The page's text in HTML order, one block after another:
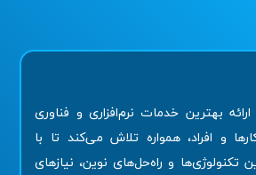
بهترین خدمات نرم‌افزاری و فناوری
و افراد، همواره تلاش می‌کند تا با
تکنولوژی‌ها و راه‌حل‌های نوین، نیازهای